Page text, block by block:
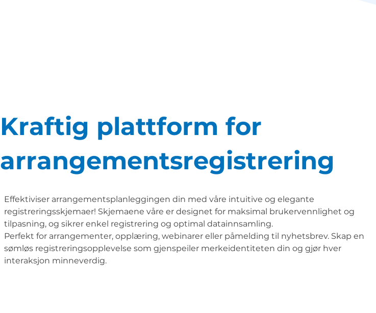
Kraftig plattform for
arrangementsregistrering
Effektiviser arrangementsplanleggingen din med våre intuitive og elegante
registreringsskjemaer! Skjemaene våre er designet for maksimal brukervennlighet og
tilpasning, og sikrer enkel registrering og optimal datainnsamling.
Perfekt for arrangementer, opplæring, webinarer eller påmelding til nyhetsbrev. Skap en
sømløs registreringsopplevelse som gjenspeiler merkeidentiteten din og gjør hver
interaksjon minneverdig.